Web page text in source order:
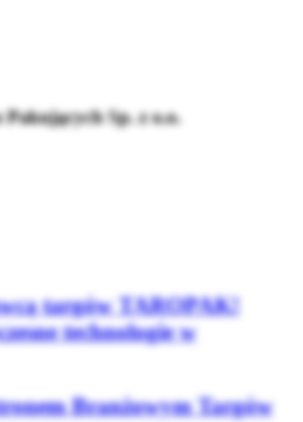
Sp. z o.o.
targów TAROPAK!
technologie w
Branżowym Targów